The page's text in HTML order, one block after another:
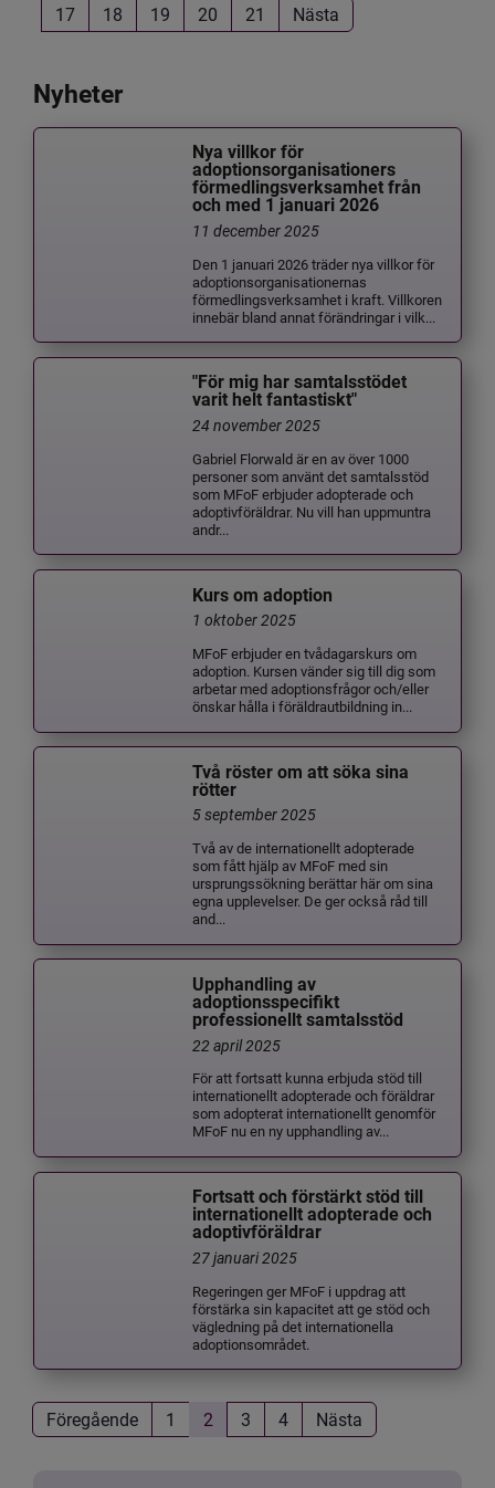
17
18 19 20 21 Nästa
Nyheter
Nya villkor för
adoptionsorganisationers
förmedlingsverksamhet från
och med 1 januari 2026
11 december 2025
Den 1 januari 2026 träder nya villkor för
adoptionsorganisationernas
förmedlingsverksamhet i kraft. Villkoren
innebär bland annat förändringar i vilk...
"För mig har samtalsstödet
varit helt fantastiskt"
24 november 2025
Gabriel Florwald är en av över 1000
personer som använt det samtalsstöd
som MFoF erbjuder adopterade och
adoptivföräldrar. Nu vill han uppmuntra
andr...
Kurs om adoption
1 oktober 2025
MFoF erbjuder en tvådagarskurs om
adoption. Kursen vänder sig till dig som
arbetar med adoptionsfrågor och/eller
önskar hålla i föräldrautbildning in...
Två röster om att söka sina
rötter
5 september 2025
Två av de internationellt adopterade
som fått hjälp av MFoF med sin
ursprungssökning berättar här om sina
egna upplevelser. De ger också råd till
and...
Upphandling av
adoptionsspecifikt
professionellt samtalsstöd
22 april 2025
För att fortsatt kunna erbjuda stöd till
internationellt adopterade och föräldrar
som adopterat internationellt genomför
MFoF nu en ny upphandling av...
Fortsatt och förstärkt stöd till
internationellt adopterade och
adoptivföräldrar
27 januari 2025
Regeringen ger MFoF i uppdrag att
förstärka sin kapacitet att ge stöd och
vägledning på det internationella
adoptionsområdet.
Föregående 1 2 3 4 Nästa